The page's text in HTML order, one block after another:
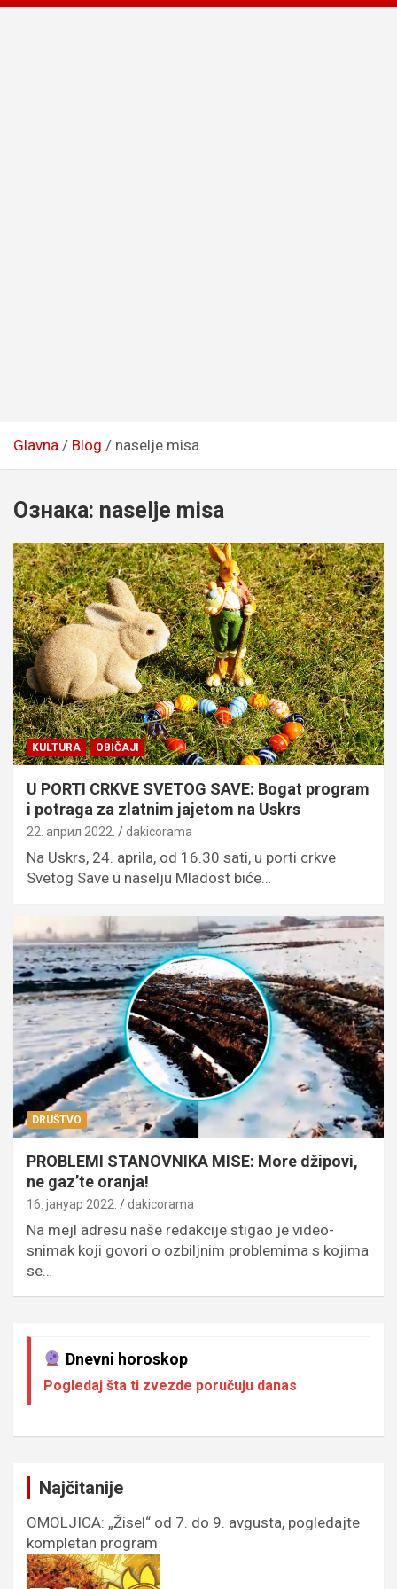
Glavna Blog naselje misa
Ознака: naselje misa
KULTURA OBIČAJI
U PORTI CRKVE SVETOG SAVE: Bogat program
i potraga za zlatnim jajetom na Uskrs
22. април 2022. dakicorama
Na Uskrs, 24. aprila, od 16.30 sati, u porti crkve
Svetog Save u naselju Mladost biće…
DRUŠTVO
PROBLEMI STANOVNIKA MISE: More džipovi,
ne gaz’te oranja!
16. јануар 2022. dakicorama
Na mejl adresu naše redakcije stigao je video-
snimak koji govori o ozbiljnim problemima s kojima
se…
Dnevni horoskop
Pogledaj šta ti zvezde poručuju danas
Najčitanije
OMOLJICA: „Žisel“ od 7. do 9. avgusta, pogledajte
kompletan program